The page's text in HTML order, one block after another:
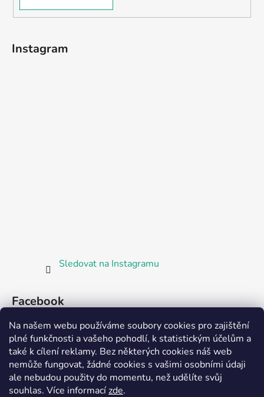
Na našem webu používáme soubory cookies pro zajištění
plné funkčnosti a vašeho pohodlí, k statistickým účelům a
také k cílení reklamy. Bez některých cookies náš web
nemůže fungovat, žádné cookies s vašimi osobními údaji
ale nebudou použity do momentu, než udělíte svůj
souhlas. Více informacízde.
Instagram
Sledovat na Instagramu
Facebook
Partnerská prodejna Barefoot Plzeň